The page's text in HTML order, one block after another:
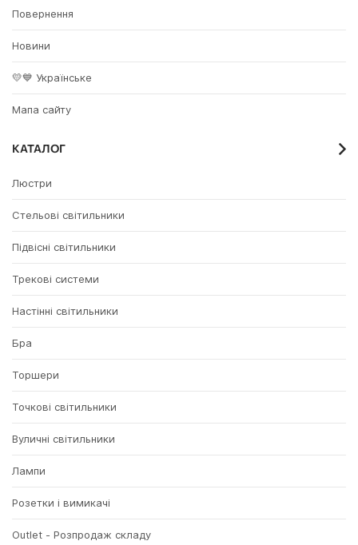
Повернення
Новини
💛💙 Українське
Мапа сайту
КАТАЛОГ
Люстри
Стельові світильники
Підвісні світильники
Трекові системи
Настінні світильники
Бра
Торшери
Точкові світильники
Вуличні світильники
Лампи
Розетки і вимикачі
Outlet - Розпродаж складу